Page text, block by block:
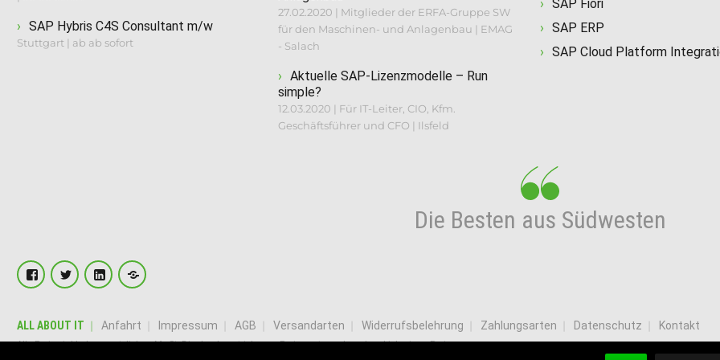
SAP Hybris C4S Consultant m/w
Stuttgart | ab ab sofort
27.02.2020 | Mitglieder der ERFA-Gruppe SW
für den Maschinen- und Anlagenbau | EMAG
- Salach
Aktuelle SAP-Lizenzmodelle – Run
simple?
12.03.2020 | Für IT-Leiter, CIO, Kfm.
Geschäftsführer und CFO | Ilsfeld
SAP Fiori
SAP ERP
SAP Cloud Platform
Die Besten aus Südwesten
ALL ABOUT IT Anfahrt Impressum AGB Versandarten Widerrufsbelehrung Zahlungsarten Datenschutz Kontakt
Alle Preise inkl. der gesetzlichen MwSt. Die durchgestrichenen Preise entsprechen dem bisherigen Preis.